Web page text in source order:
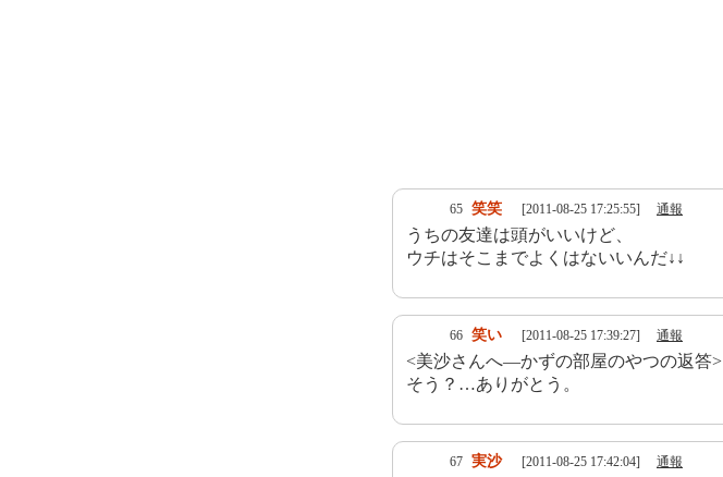
65 笑笑 [2011-08-25 17:25:55] 通報
うちの友達は頭がいいけど、
ウチはそこまでよくはないいんだ↓↓
66 笑い [2011-08-25 17:39:27] 通報
<美沙さんへ―かずの部屋のやつの返答>
そう？…ありがとう。
67 実沙 [2011-08-25 17:42:04] 通報